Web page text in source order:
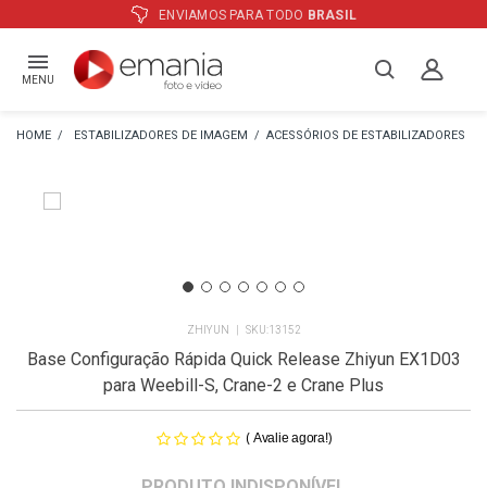
ATÉ12X E PREÇO ESPECIALNO BOLETO
MENU
ESTABILIZADORES DE IMAGEM ACESSÓRIOS DE ESTABILIZADORES
ZHIYUN 13152
Base Configuração Rápida Quick Release Zhiyun EX1D03
para Weebill-S, Crane-2 e Crane Plus
( Avalie agora!)